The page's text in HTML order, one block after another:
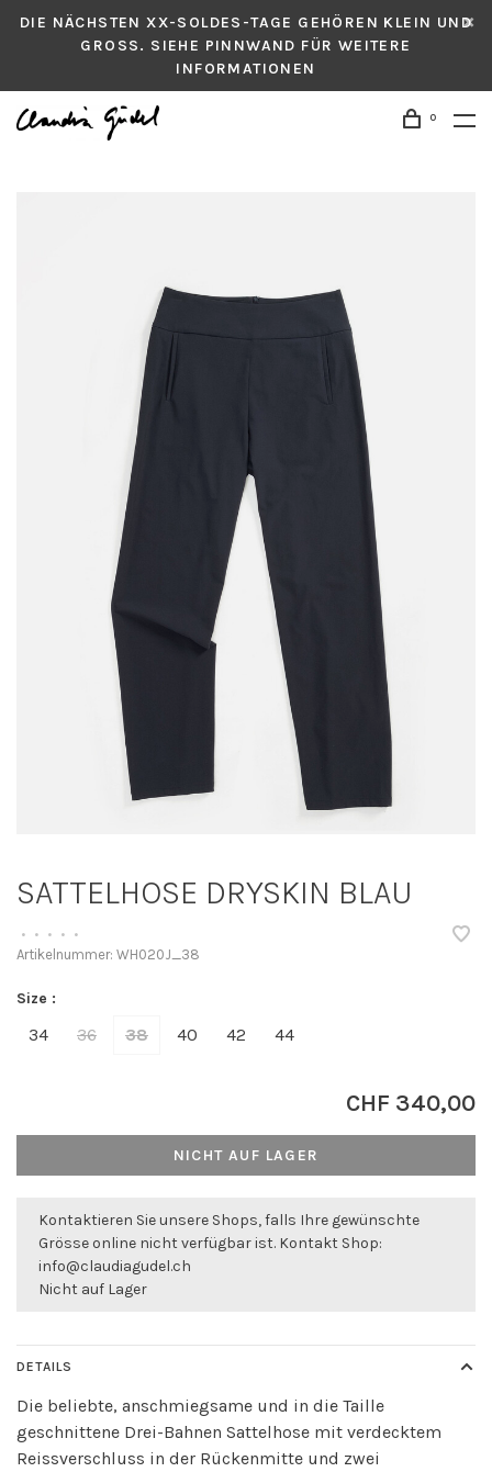
DIE NÄCHSTEN XX-SOLDES-TAGE GEHÖREN KLEIN UND
GROSS. SIEHE PINNWAND FÜR WEITERE
INFORMATIONEN
0
SATTELHOSE DRYSKIN BLAU
• • • • •
Artikelnummer: WH020J_38
Size :
34 36 38 40 42 44
CHF 340,00
NICHT AUF LAGER
Kontaktieren Sie unsere Shops, falls Ihre gewünschte
Grösse online nicht verfügbar ist. Kontakt Shop:
info@claudiagudel.ch
Nicht auf Lager
DETAILS
Die beliebte, anschmiegsame und in die Taille
geschnittene Drei-Bahnen Sattelhose mit verdecktem
Reissverschluss in der Rückenmitte und zwei